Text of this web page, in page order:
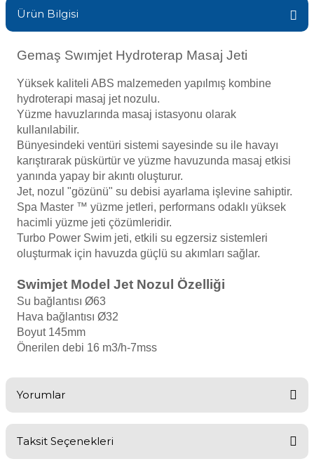
Wtr Havuz
Toz Ph+ Yükseltici
Wtr Havuz Kimyasalları Setleri
Yosun Öldürücü
Alkalinite Düşürücü
Ayak Dezenfektanı
e Pool Expert
Havuz Filtre
Havuz Kış Kimyasalı
Kalsiyum Hipoklorit
Havuz Vana
Havuz Isıtma
Havuz Elektrik
Havuz Sarf
Havuz
Bahçe Süs Havuzu
Endüstriyel Blower
Ürün Bilgisi
Gemaş Swımjet Hydroterap Masaj Jeti
Yüksek kaliteli ABS malzemeden yapılmış kombine
hydroterapi masaj jet nozulu.
Yüzme havuzlarında masaj istasyonu olarak
kullanılabilir.
Bünyesindeki ventüri sistemi sayesinde su ile havayı
karıştırarak püskürtür ve yüzme havuzunda masaj etkisi
yanında yapay bir akıntı oluşturur.
Jet, nozul "gözünü" su debisi ayarlama işlevine sahiptir.
Spa Master ™ yüzme jetleri, performans odaklı yüksek
hacimli yüzme jeti çözümleridir.
Turbo Power Swim jeti, etkili su egzersiz sistemleri
oluşturmak için havuzda güçlü su akımları sağlar.
Swimjet Model Jet Nozul Özelliği
Su bağlantısı Ø63
Hava bağlantısı Ø32
Boyut 145mm
Önerilen debi 16 m3/h-7mss
Yorumlar
Taksit Seçenekleri